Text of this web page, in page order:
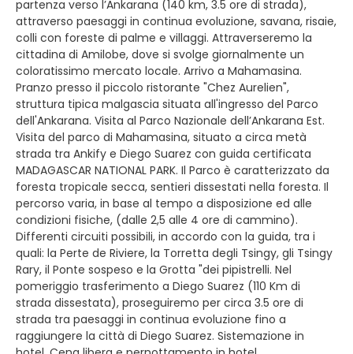
partenza verso l’Ankarana (140 km, 3.5 ore di strada),
attraverso paesaggi in continua evoluzione, savana, risaie,
colli con foreste di palme e villaggi. Attraverseremo la
cittadina di Amilobe, dove si svolge giornalmente un
coloratissimo mercato locale. Arrivo a Mahamasina.
Pranzo presso il piccolo ristorante "Chez Aurelien",
struttura tipica malgascia situata all'ingresso del Parco
dell'Ankarana. Visita al Parco Nazionale dell’Ankarana Est.
Visita del parco di Mahamasina, situato a circa metà
strada tra Ankify e Diego Suarez con guida certificata
MADAGASCAR NATIONAL PARK. Il Parco è caratterizzato da
foresta tropicale secca, sentieri dissestati nella foresta. Il
percorso varia, in base al tempo a disposizione ed alle
condizioni fisiche, (dalle 2,5 alle 4 ore di cammino).
Differenti circuiti possibili, in accordo con la guida, tra i
quali: la Perte de Riviere, la Torretta degli Tsingy, gli Tsingy
Rary, il Ponte sospeso e la Grotta "dei pipistrelli. Nel
pomeriggio trasferimento a Diego Suarez (110 Km di
strada dissestata), proseguiremo per circa 3.5 ore di
strada tra paesaggi in continua evoluzione fino a
raggiungere la città di Diego Suarez. Sistemazione in